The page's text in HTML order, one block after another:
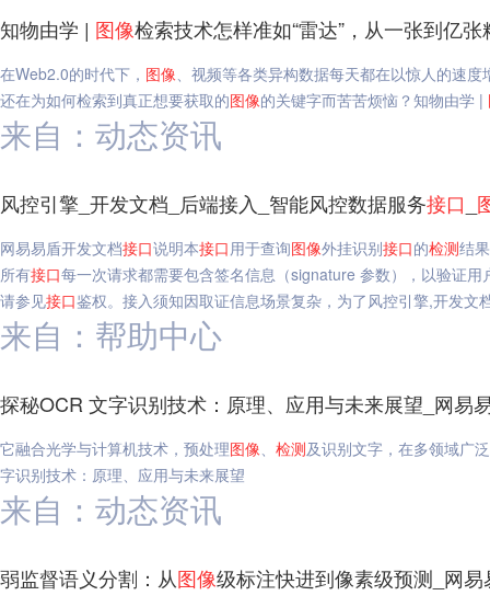
知物由学 | 图像检索技术怎样准如“雷达”，从一张到亿
在Web2.0的时代下， 图像、视频等各类异构数据每天都在以惊人的速
还在为如何检索到真正想要获取的图像的关键字而苦苦烦恼？知物由学 |
来自：动态资讯
风控引擎_开发文档_后端接入_智能风控数据服务接口
网易易盾开发文档接口说明本接口用于查询图像外挂识别接口的检测结
所有接口每一次请求都需要包含签名信息（signature 参数），以验证
请参见接口鉴权。接入须知因取证信息场景复杂，为了风控引擎,开发文
来自：帮助中心
探秘OCR 文字识别技术：原理、应用与未来展望_网易
它融合光学与计算机技术，预处理图像、 检测及识别文字，在多领域广
字识别技术：原理、应用与未来展望
来自：动态资讯
弱监督语义分割：从图像级标注快进到像素级预测_网易